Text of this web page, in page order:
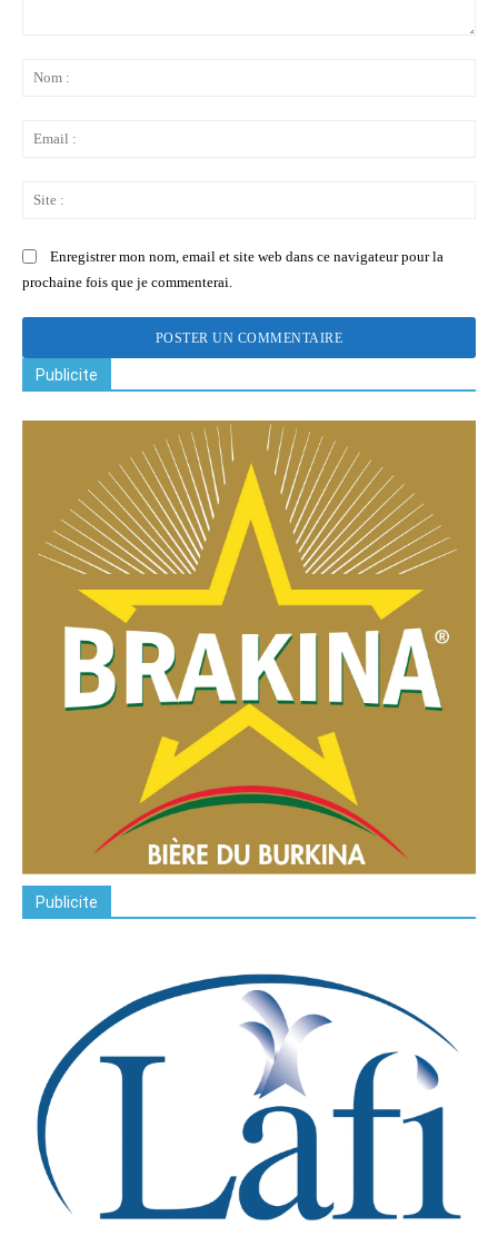
Enregistrer mon nom, email et site web dans ce navigateur pour la
prochaine fois que je commenterai.
Publicite
Publicite